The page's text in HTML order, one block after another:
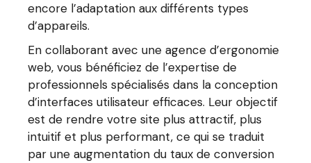
encore l’adaptation aux différents types
d’appareils.
En collaborant avec une agence d’ergonomie
web, vous bénéficiez de l’expertise de
professionnels spécialisés dans la conception
d’interfaces utilisateur efficaces. Leur objectif
est de rendre votre site plus attractif, plus
intuitif et plus performant, ce qui se traduit
par une augmentation du taux de conversion